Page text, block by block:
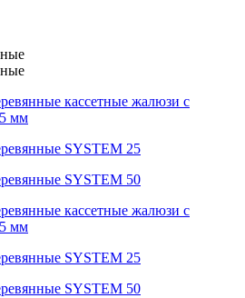
кассетные жалюзи с
мм
SYSTEM 25
SYSTEM 50
кассетные жалюзи с
мм
SYSTEM 25
SYSTEM 50